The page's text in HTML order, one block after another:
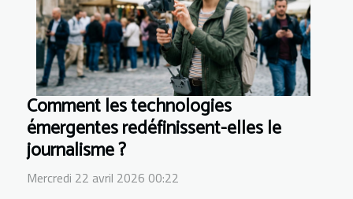
Comment les technologies
émergentes redéfinissent-elles le
journalisme ?
Mercredi 22 avril 2026 00:22